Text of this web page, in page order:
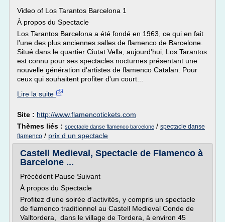
Video of Los Tarantos Barcelona 1
À propos du Spectacle
Los Tarantos Barcelona a été fondé en 1963, ce qui en fait
l'une des plus anciennes salles de flamenco de Barcelone.
Situé dans le quartier Ciutat Vella, aujourd'hui, Los Tarantos
est connu pour ses spectacles nocturnes présentant une
nouvelle génération d'artistes de flamenco Catalan. Pour
ceux qui souhaitent profiter d'un court...
Lire la suite
Site : http://www.flamencotickets.com
Thèmes liés : spectacle danse flamenco barcelone / spectacle danse
flamenco / prix d un spectacle
Castell Medieval, Spectacle de Flamenco à
Barcelone ...
Précédent Pause Suivant
À propos du Spectacle
Profitez d'une soirée d'activités, y compris un spectacle
de flamenco traditionnel au Castell Medieval Conde de
Valltordera, dans le village de Tordera, à environ 45